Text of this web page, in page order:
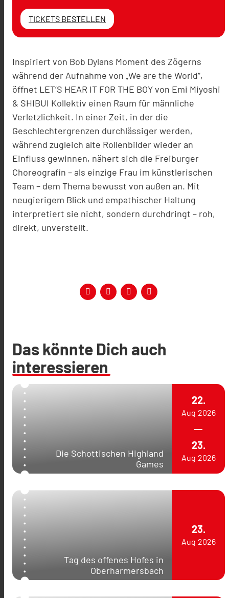
TICKETS BESTELLEN
Inspiriert von Bob Dylans Moment des Zögerns
während der Aufnahme von „We are the World“,
öffnet LET’S HEAR IT FOR THE BOY von Emi Miyoshi
& SHIBUI Kollektiv einen Raum für männliche
Verletzlichkeit. In einer Zeit, in der die
Geschlechtergrenzen durchlässiger werden,
während zugleich alte Rollenbilder wieder an
Einfluss gewinnen, nähert sich die Freiburger
Choreografin – als einzige Frau im künstlerischen
Team – dem Thema bewusst von außen an. Mit
neugierigem Blick und empathischer Haltung
interpretiert sie nicht, sondern durchdringt – roh,
direkt, unverstellt.
Das könnte Dich auch
interessieren
Die Schottischen Highland
Games
22.
Aug 2026
23.
Aug 2026
Tag des offenes Hofes in
Oberharmersbach
23.
Aug 2026